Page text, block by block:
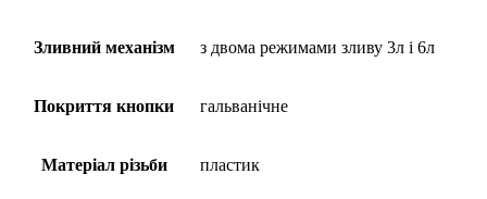
Зливний механізм з двома режимами зливу 3л і 6л
Покриття кнопки гальванічне
Матеріал різьби пластик